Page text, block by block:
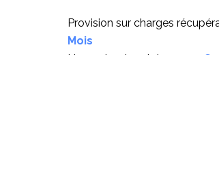
Provision sur charges
Mois
Honoraires locataire
393 €